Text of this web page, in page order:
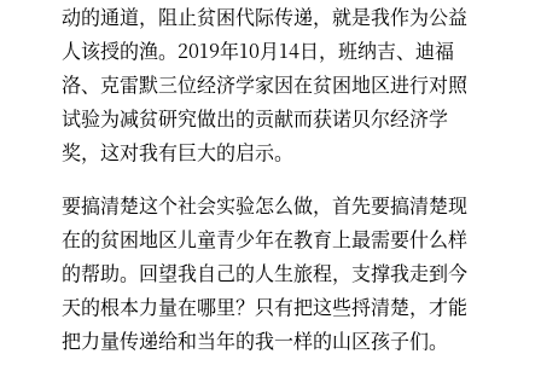
动的通道，阻止贫困代际传递，就是我作为公益
人该授的渔。2019年10月14日，班纳吉、迪福
洛、克雷默三位经济学家因在贫困地区进行对照
试验为减贫研究做出的贡献而获诺贝尔经济学
奖，这对我有巨大的启示。
要搞清楚这个社会实验怎么做，首先要搞清楚现
在的贫困地区儿童青少年在教育上最需要什么样
的帮助。回望我自己的人生旅程，支撑我走到今
天的根本力量在哪里？只有把这些捋清楚，才能
把力量传递给和当年的我一样的山区孩子们。